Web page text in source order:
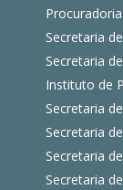
Secretaria
Secretaria
Instituto de
Secretaria
Secretaria
Secretaria
Secretaria